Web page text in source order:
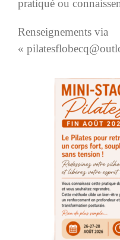
pratiqué ou
Renseignements via
«